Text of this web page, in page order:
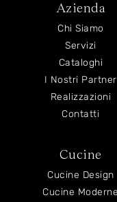
Azienda
Chi Siamo
Servizi
Cataloghi
I Nostri Partner
Realizzazioni
Contatti
Cucine
Cucine Design
Cucine Moderne